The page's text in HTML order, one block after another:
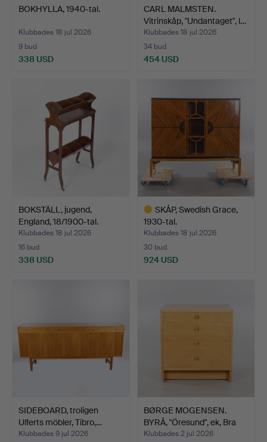
BOKHYLLA, 1940-tal.
Klubbades 18 jul 2026
9 bud
338 USD
CARL MALMSTEN.
Vitrinskåp, "Undantaget", l…
Klubbades 18 jul 2026
34 bud
454 USD
BOKSTÄLL, jugend,
England, 18/1900-tal.
Klubbades 18 jul 2026
16 bud
338 USD
SKÅP, Swedish Grace,
1930-tal.
Klubbades 18 jul 2026
30 bud
924 USD
SIDEBOARD, troligen
Ulferts möbler, Tibro,…
Klubbades 9 jul 2026
BØRGE MOGENSEN.
BYRÅ, "Öresund", ek, Bra
B…
Klubbades 2 jul 2026